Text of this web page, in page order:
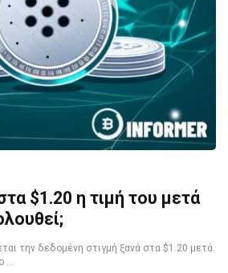
$1.20 η τιμή του μετά
την δεδομένη στιγμή ξανά στα $1.20 μετά
...